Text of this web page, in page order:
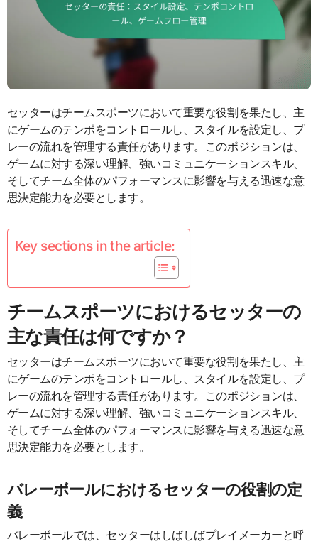
セッターはチームスポーツにおいて重要な役割を果たし、主
にゲームのテンポをコントロールし、スタイルを設定し、プ
レーの流れを管理する責任があります。このポジションは、
ゲームに対する深い理解、強いコミュニケーションスキル、
そしてチーム全体のパフォーマンスに影響を与える迅速な意
思決定能力を必要とします。
Key sections in the article:
チームスポーツにおけるセッターの
主な責任は何ですか？
セッターはチームスポーツにおいて重要な役割を果たし、主
にゲームのテンポをコントロールし、スタイルを設定し、プ
レーの流れを管理する責任があります。このポジションは、
ゲームに対する深い理解、強いコミュニケーションスキル、
そしてチーム全体のパフォーマンスに影響を与える迅速な意
思決定能力を必要とします。
バレーボールにおけるセッターの役割の定
義
バレーボールでは、セッターはしばしばプレイメーカーと呼